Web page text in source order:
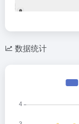
数据统计